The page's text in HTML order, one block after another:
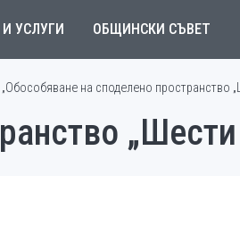
УСЛУГИ ОБЩИНСКИ СЪВЕТ
„Обособяване на споделено пространство